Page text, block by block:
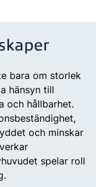
bara om storlek
hänsyn till
och hållbarhet.
och minskar
spelar roll